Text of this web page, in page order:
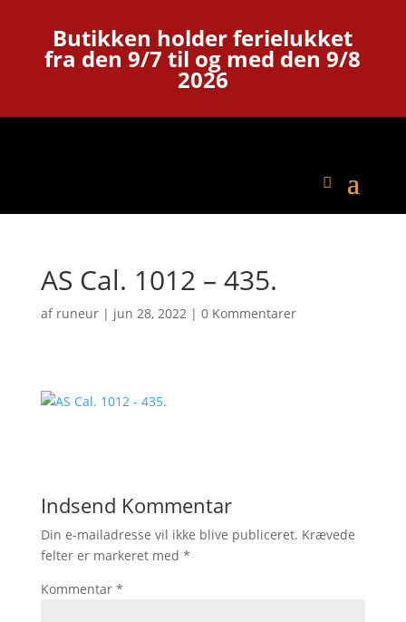
Butikken holder ferielukket
fra den 9/7 til og med den 9/8
2026
AS Cal. 1012 – 435.
af runeur| jun 28, 2022| 0 Kommentarer
Indsend Kommentar
Din e-mailadresse vil ikke blive publiceret. Krævede
felter er markeret med *
Kommentar *